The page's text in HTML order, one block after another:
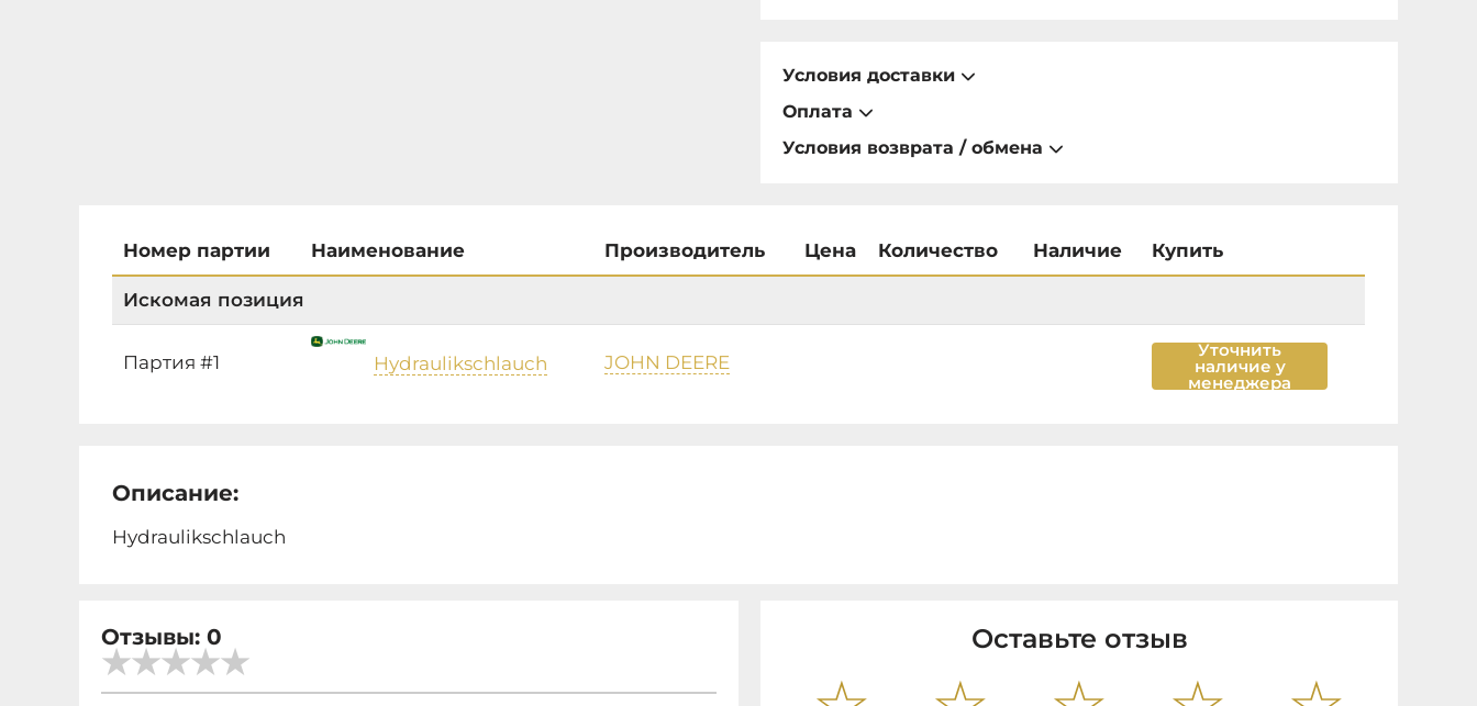
Условия доставки
Оплата
Условия возврата / обмена
Номер партии Наименование Производитель Цена Количество Наличие Купить
Искомая позиция
Партия #1 Hydraulikschlauch JOHN DEERE
Уточнить
наличие у
менеджера
Описание:
Hydraulikschlauch
Отзывы: 0 Оставьте отзыв